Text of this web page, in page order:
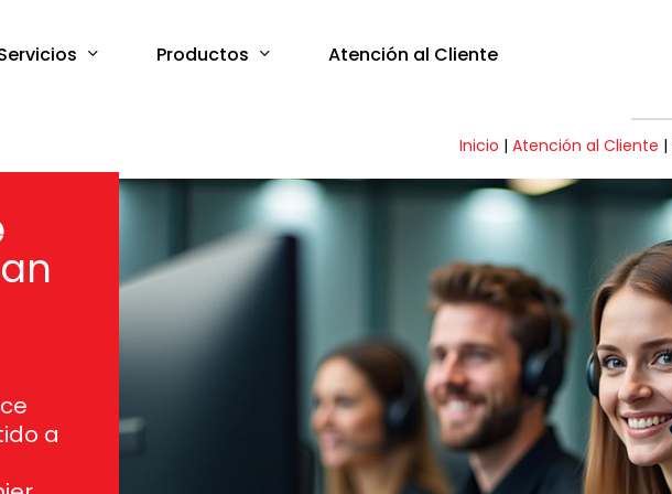
Productos Atención al Cliente
Inicio | Atención al Cliente |
a